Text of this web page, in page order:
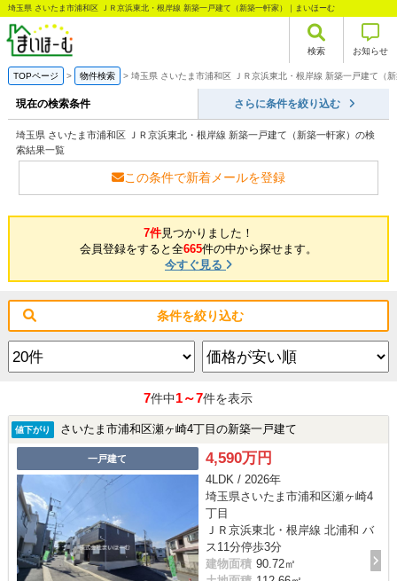
埼玉県 さいたま市浦和区 ＪＲ京浜東北・根岸線 新築一戸建て（新築一軒家）｜まいほーむ
検索 お知らせ
TOPページ 物件検索 埼玉県 さいたま市浦和区 ＪＲ京浜東北・根岸線 新築一戸建て（
現在の検索条件 さらに条件を絞り込む
埼玉県 さいたま市浦和区 ＪＲ京浜東北・根岸線 新築一戸建て（新築一軒家）の検
索結果一覧
この条件で新着メールを登録
7件見つかりました！
会員登録をすると全665件の中から探せます。
今すぐ見る
条件を絞り込む
7件中1～7件を表示
値下がり さいたま市浦和区瀬ヶ崎4丁目の新築一戸建て
一戸建て 4,590万円
4LDK / 2026年
埼玉県さいたま市浦和区瀬ヶ崎4
丁目
ＪＲ京浜東北・根岸線 北浦和 バ
ス11分停歩3分
建物面積 90.72㎡